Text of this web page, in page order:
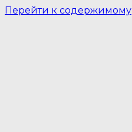
Перейти к содержимому